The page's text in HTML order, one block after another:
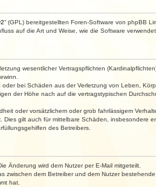
“ (GPL) bereitgestellten Foren-Software von phpBB
auf die Art und Weise, wie die Software
wesentlicher Vertragspflichten
bei Schäden aus der Verletzung von Leben,
der Höhe nach auf die vertragstypischen
oder vorsätzlichem oder grob fahrlässigem
gilt auch für mittelbare Schäden, insbesondere
des Betreibers.
Änderung wird dem Nutzer per E-Mail mitgeteilt.
dem Betreiber und dem Nutzer bestehende
hat.